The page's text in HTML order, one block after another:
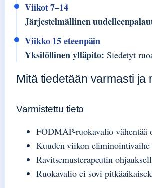
Viikot 7–14
Järjestelmällinen
Viikko 15 eteenpäin
Yksilöllinen ylläpito: Siedetyt
Mitä tiedetään varmasti ja
Varmistettu tieto
FODMAP-ruokavalio
Kuuden viikon eliminointivaihe
Ravitsemusterapeutin
Ruokavalio ei sovi